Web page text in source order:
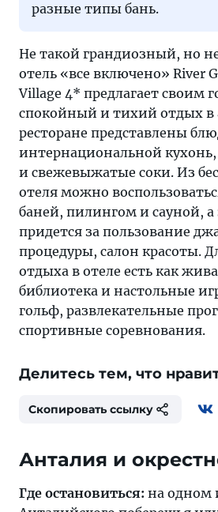
разные типы бань.
Не такой грандиозный, но
отель «все включено» River
Village 4* предлагает своим
спокойный и тихий отдых в
ресторане представлены
интернациональной
и свежевыжатые соки. Из
отеля можно
баней, пилингом и сауной, а
придется за пользование
процедуры, салон красоты.
отдыха в отеле есть как
библиотека и настольные
гольф, развлекательные
спортивные соревнования.
Делитесь тем, что
Скопировать ссылку
Анталия и
Где остановиться: на одном